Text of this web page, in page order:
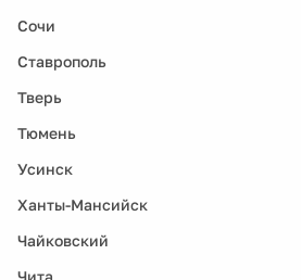
Сочи
Ставрополь
Тверь
Тюмень
Усинск
Ханты-Мансийск
Чайковский
Чита